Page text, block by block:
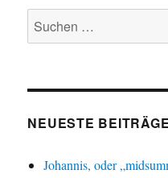
Suchen
nach:
NEUESTE BEITRÄGE
Johannis, oder